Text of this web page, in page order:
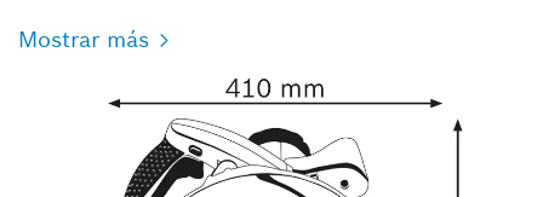
Mostrar más